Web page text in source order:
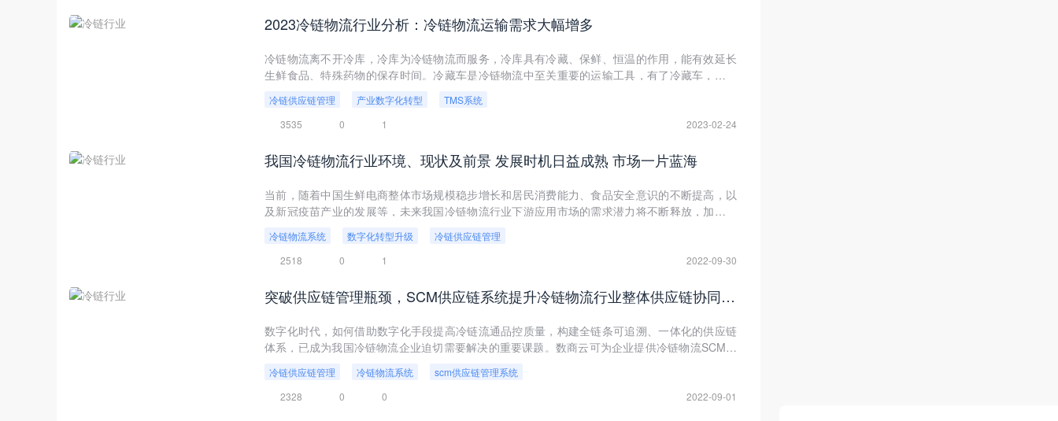
2023冷链物流行业分析：冷链物流运输需求大幅增多
冷链物流离不开冷库，冷库为冷链物流而服务，冷库具有冷藏、保鲜、恒温的作用，能有效延长
生鲜食品、特殊药物的保存时间。冷藏车是冷链物流中至关重要的运输工具，有了冷藏车，才能
更好地完成货物地长距离运输。
冷链供应链管理 产业数字化转型
TMS系统
3535
0 1 2023-02-24
我国冷链物流行业环境、现状及前景 发展时机日益成熟 市场一片蓝海
当前，随着中国生鲜电商整体市场规模稳步增长和居民消费能力、食品安全意识的不断提高，以
及新冠疫苗产业的发展等，未来我国冷链物流行业下游应用市场的需求潜力将不断释放，加快冷
链物流产业数字化升级。
冷链物流系统 数字化转型升级
冷链供应链管理
2518
0 1 2022-09-30
突破供应链管理瓶颈，SCM供应链系统提升冷链物流行业整体供应链协同效率
数字化时代，如何借助数字化手段提高冷链流通品控质量，构建全链条可追溯、一体化的供应链
体系，已成为我国冷链物流企业迫切需要解决的重要课题。数商云可为企业提供冷链物流SCM供
应链系统解决方案，实现实现数据互通、全链融合，全面提升客户体验。
冷链供应链管理 冷链物流系统
scm供应链管理系统
2328
0 0 2022-09-01